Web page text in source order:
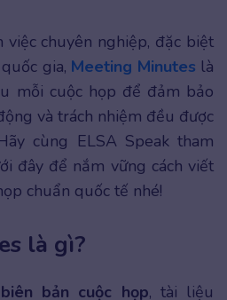
chuyên nghiệp, đặc biệt
gia, Meeting Minutes là
mỗi cuộc họp để đảm bảo
và trách nhiệm đều được
cùng ELSA Speak tham
đây để nắm vững cách viết
chuẩn quốc tế nhé!
là gì?
biên bản cuộc họp, tài liệu